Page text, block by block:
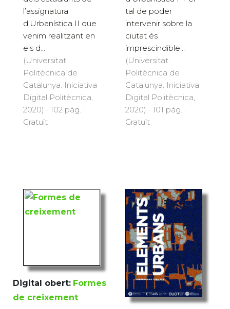
l’assignatura
d’Urbanística II que
venim realitzant en
els d...
(Universitat
Politècnica de
Catalunya. Iniciativa
Digital Politècnica,
2020) · 102 pàg. ·
Gratuït
tal de poder
intervenir sobre la
ciutat és
imprescindible...
(Universitat
Politècnica de
Catalunya. Iniciativa
Digital Politècnica,
2020) · 101 pàg. ·
Gratuït
Digital obert: Formes
de creixement